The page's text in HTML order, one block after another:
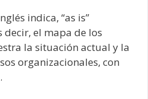
indica, “as is”
decir, el mapa de los
la situación actual y la
organizacionales, con